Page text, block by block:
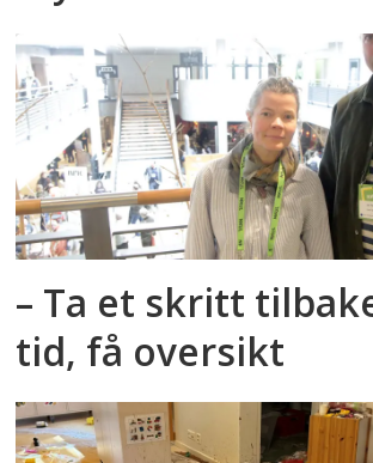
– Ta et skritt
tid, få oversikt